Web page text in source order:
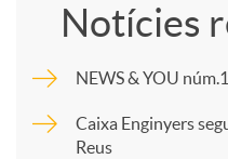
m
p
Notícies
NEWS & YOU
Caixa Enginyers
Reus